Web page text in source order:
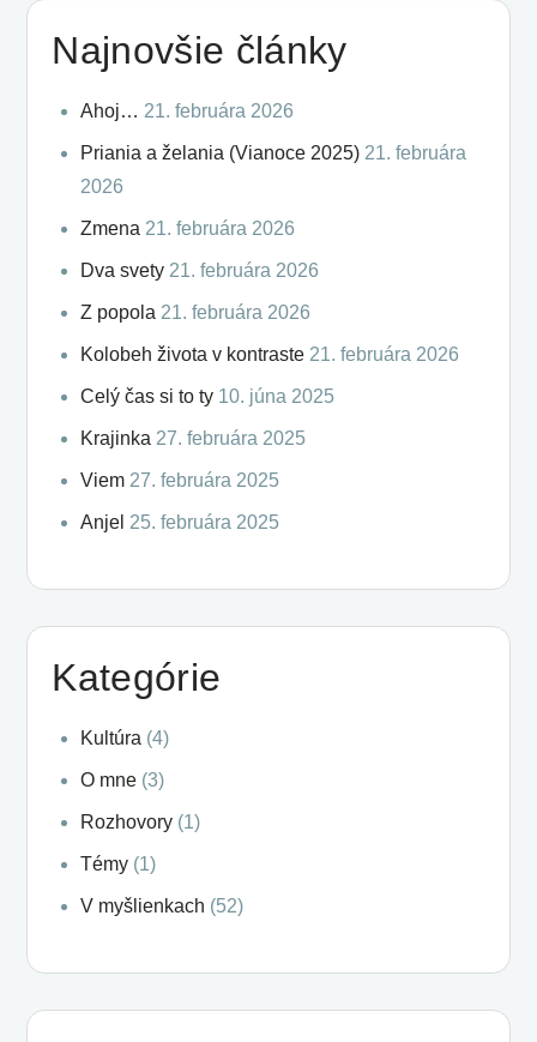
Najnovšie články
Ahoj… 21. februára 2026
Priania a želania (Vianoce 2025) 21. februára
2026
Zmena 21. februára 2026
Dva svety 21. februára 2026
Z popola 21. februára 2026
Kolobeh života v kontraste 21. februára 2026
Celý čas si to ty 10. júna 2025
Krajinka 27. februára 2025
Viem 27. februára 2025
Anjel 25. februára 2025
Kategórie
Kultúra (4)
O mne (3)
Rozhovory (1)
Témy (1)
V myšlienkach (52)